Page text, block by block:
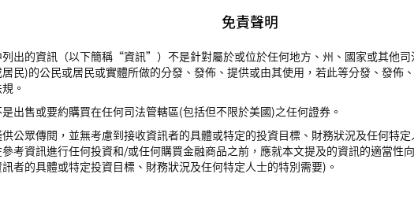
化（包括人工智慧和資料中心）等關鍵領域的扮演關鍵作用將
從日本轉向美國。台積電正在策略性地重新分配資本支出；推
晶圓廠建設，加速在美國的擴張，並將 1,650億美元投入亞利
進的2奈米製程。此外，美國“大而美法案”提供了35%的稅
擴張提供了支持。此舉鞏固了台積電在人工智慧/5G晶片領域
其60%的營收基礎保持一致，儘管短期仍將持續虧損（2024年
損為4.4億美元）。增加美國資本支出可以改善損益平衡前景
持續的高利潤節點訂單，這應該能夠確保更高的良率和利用
國的國家安全目標，即本地化關鍵半導體產能並減少對海外晶
免責聲明
出的資訊（以下簡稱“資訊”）不是針對屬於或位於任何地方、州、國家或其他
民)的公民或居民或實體所做的分發、發佈、提供或由其使用，若此等分發、發佈
。
出售或要約購買在任何司法管轄區(包括但不限於美國)之任何證券。
公眾傳閱，並無考慮到接收資訊者的具體或特定的投資目標、財務狀況及任何特
考資訊進行任何投資和/或任何購買金融商品之前，應就本文提及的資訊的適當性
者的具體或特定投資目標、財務狀況及任何特定人士的特別需要)。